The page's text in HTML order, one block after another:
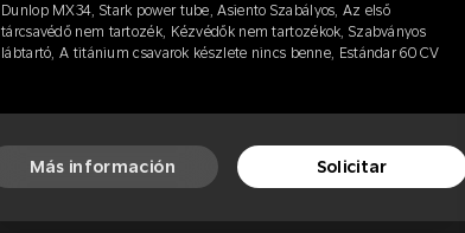
Dunlop MX34, Stark power tube, Asiento Szabályos, Az első
tárcsavédő nem tartozék, Kézvédők nem tartozékok, Szabványos
lábtartó, A titánium csavarok készlete nincs benne, Estándar 60 CV
Más información Solicitar